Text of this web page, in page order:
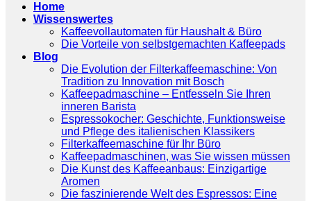
Home
Wissenswertes
Kaffeevollautomaten für Haushalt & Büro
Die Vorteile von selbstgemachten Kaffeepads
Blog
Die Evolution der Filterkaffeemaschine: Von
Tradition zu Innovation mit Bosch
Kaffeepadmaschine – Entfesseln Sie Ihren
inneren Barista
Espressokocher: Geschichte, Funktionsweise
und Pflege des italienischen Klassikers
Filterkaffeemaschine für Ihr Büro
Kaffeepadmaschinen, was Sie wissen müssen
Die Kunst des Kaffeeanbaus: Einzigartige
Aromen
Die faszinierende Welt des Espressos: Eine